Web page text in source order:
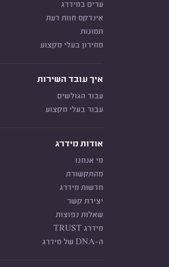
ערים במידרג
אינדקס חוות דעת
תמונות
מחירון בעלי מקצוע
איך עובד השירות
עבור הגולשים
עבור בעלי מקצוע
אודות מידרג
מי אנחנו
מהתקשורת
חדשות מידרג
יצירת קשר
שאלות נפוצות
מידרג TRUST
ה-DNA של מידרג